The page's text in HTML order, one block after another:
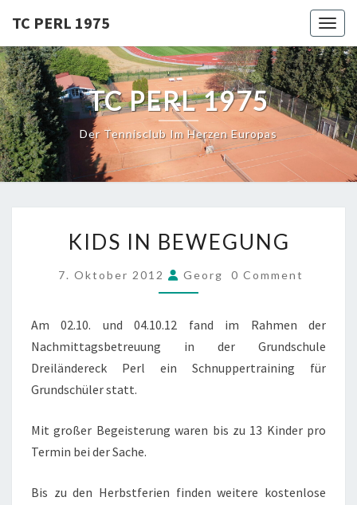
content
TC PERL 1975
TC PERL 1975
Der Tennisclub Im Herzen Europas
IN
KIDS IN BEWEGUNG
7. Oktober 2012 Georg COMMENTS
0 Comment
Am 02.10. und 04.10.12 fand im Rahmen der
Nachmittagsbetreuung in der Grundschule
Dreiländereck Perl ein Schnuppertraining für
Grundschüler statt.
Mit großer Begeisterung waren bis zu 13 Kinder pro
Termin bei der Sache.
Bis zu den Herbstferien finden weitere kostenlose